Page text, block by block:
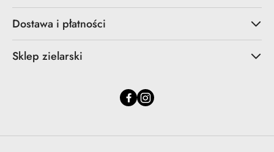
Dostawa i płatności
Sklep zielarski